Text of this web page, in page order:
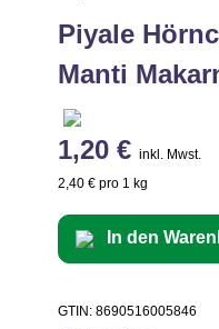
Piyale
Manti
1,20 € inkl. Mwst.
2,40 € pro 1 kg
In den
GTIN: 8690516005846